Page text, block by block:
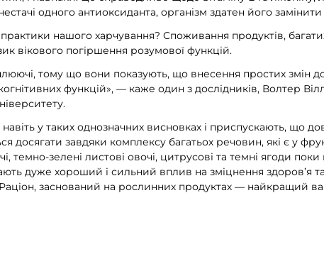
одного антиоксиданта, організм здатен його
нашого харчування? Споживання продуктів,
вікового погіршення розумової функцій.
тому що вони показують, що внесення простих змін
функцій», — каже один з дослідників, Волтер
у таких однозначних висновках і приспускають, що
досягати завдяки комплексу багатьох речовин, які є у
темно-зелені листові овочі, цитрусові та темні ягоди
дуже хороший і сильний вплив на зміцнення здоров’я
заснований на рослинних продуктах — найкращий